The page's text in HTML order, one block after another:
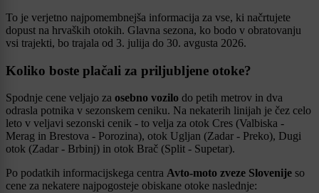
To je verjetno najpomembnejša informacija za vse, ki načrtujete
dopust na hrvaških otokih. Glavna sezona, ko bodo v obratovanju
vsi trajekti, bo trajala od 3. julija do 30. avgusta 2026.
Koliko boste plačali za priljubljene otoke?
Spodnje cene veljajo za osebno vozilo do petih metrov in dva
odrasla potnika v sezonskem ceniku. Na nekaterih linijah je čez celo
leto v veljavi sezonski cenik - to velja za otok Cres (Valbiska -
Merag in Brestova - Porozina), otok Ugljan (Zadar - Preko), Dugi
otok (Zadar - Brbinj) in otok Brač (Split - Supetar).
Po podatkih informacijskega centra Avto-moto zveze Slovenije so
cene za nekatere najpogosteje obiskane otoke naslednje: